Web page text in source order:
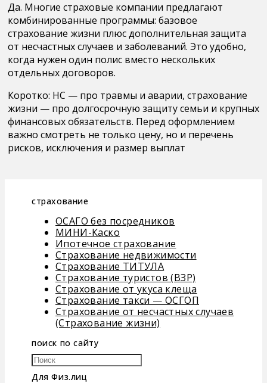
Да. Многие страховые компании предлагают
комбинированные программы: базовое
страхование жизни плюс дополнительная защита
от несчастных случаев и заболеваний. Это удобно,
когда нужен один полис вместо нескольких
отдельных договоров.
Коротко: НС — про травмы и аварии, страхование
жизни — про долгосрочную защиту семьи и крупных
финансовых обязательств. Перед оформлением
важно смотреть не только цену, но и перечень
рисков, исключения и размер выплат
страхование
ОСАГО без посредников
МИНИ-Каско
Ипотечное страхование
Страхование недвижимости
Страхование ТИТУЛА
Страхование туристов (ВЗР)
Страхование от укуса клеща
Страхование такси — ОСГОП
Страхование от несчастных случаев
(Страхование жизни)
поиск по сайту
Для Физ.лиц